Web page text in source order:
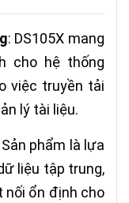
: DS105X mang
cho hệ thống
việc truyền tải
lý tài liệu.
Sản phẩm là lựa
liệu tập trung,
nối ổn định cho